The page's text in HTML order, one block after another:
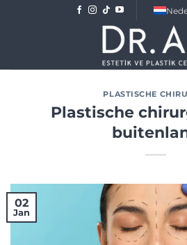
PLASTISCHE
Plastische
02
Jan